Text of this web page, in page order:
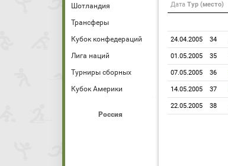
Шотландия
Трансферы
Кубок конфедераций
Лига наций
Турниры сборных
Кубок Америки
Россия
Дата Тур (место)
24.04.2005 34
01.05.2005 35
07.05.2005 36
14.05.2005 37
22.05.2005 38